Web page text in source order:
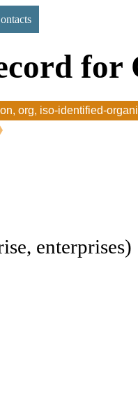
for
org, iso-identified-
enterprises)